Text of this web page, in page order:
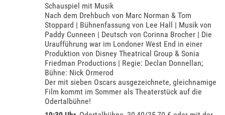
Schauspiel mit Musik
Nach dem Drehbuch von Marc Norman & Tom
Stoppard | Bühnenfassung von Lee Hall | Musik von
Paddy Cunneen | Deutsch von Corinna Brocher | Die
Uraufführung war im Londoner West End in einer
Produktion von Disney Theatrical Group & Sonia
Friedman Productions | Regie: Declan Donnellan;
Bühne: Nick Ormerod
Der mit sieben Oscars ausgezeichnete, gleichnamige
Film kommt im Sommer als Theaterstück auf die
Odertalbühne!